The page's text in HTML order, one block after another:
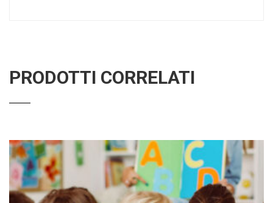
PRODOTTI CORRELATI